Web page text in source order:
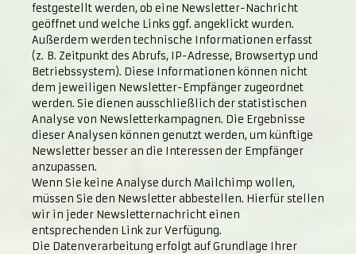
festgestellt werden, ob eine Newsletter-Nachricht
geöffnet und welche Links ggf. angeklickt wurden.
Außerdem werden technische Informationen erfasst
(z. B. Zeitpunkt des Abrufs, IP-Adresse, Browsertyp und
Betriebssystem). Diese Informationen können nicht
dem jeweiligen Newsletter-Empfänger zugeordnet
werden. Sie dienen ausschließlich der statistischen
Analyse von Newsletterkampagnen. Die Ergebnisse
dieser Analysen können genutzt werden, um künftige
Newsletter besser an die Interessen der Empfänger
anzupassen.
Wenn Sie keine Analyse durch Mailchimp wollen,
müssen Sie den Newsletter abbestellen. Hierfür stellen
wir in jeder Newsletternachricht einen
entsprechenden Link zur Verfügung.
Die Datenverarbeitung erfolgt auf Grundlage Ihrer